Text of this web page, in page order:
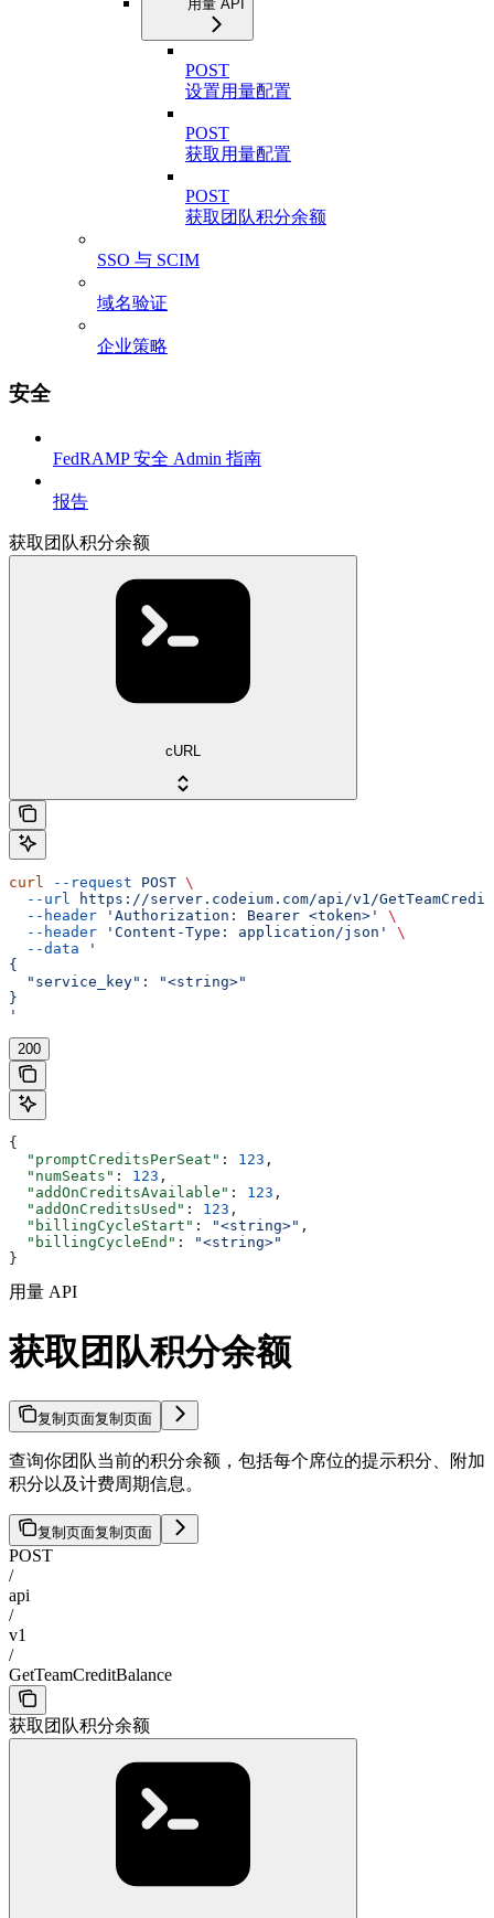
用量 API
POST
设置用量配置
POST
获取用量配置
POST
获取团队积分余额
SSO 与 SCIM
域名验证
企业策略
安全
FedRAMP 安全 Admin 指南
报告
获取团队积分余额
cURL
curl --request POST \
  --url
https://server.codeium.com/api/v1/
  --header
'Authorization: Bearer <token>'
\
  --header
'Content-Type: application/json'
\
  --data
'
{
  "service_key": "<string>"
}
'
200
{
  "promptCreditsPerSeat"
: 123 ,
  "numSeats"
: 123 ,
  "addOnCreditsAvailable"
: 123 ,
  "addOnCreditsUsed"
: 123 ,
  "billingCycleStart"
: "<string>" ,
  "billingCycleEnd"
:
"<string>"
}
用量 API
获取团队积分余额
复制页面复制页面
查询你团队当前的积分余额，包括每个席位的提示积分、附加
积分以及计费周期信息。
复制页面复制页面
POST
/
api
/
v1
/
GetTeamCreditBalance
获取团队积分余额